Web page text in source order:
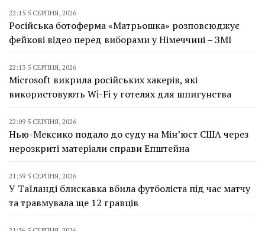
22:15 5 СЕРПНЯ, 2026
Російська ботоферма «Матрьошка» розповсюджує
фейкові відео перед виборами у Німеччині – ЗМІ
22:13 5 СЕРПНЯ, 2026
Microsoft викрила російських хакерів, які
використовують Wi-Fi у готелях для шпигунства
22:09 5 СЕРПНЯ, 2026
Нью-Мексико подало до суду на Мін’юст США через
нерозкриті матеріали справи Епштейна
21:39 5 СЕРПНЯ, 2026
У Таїланді блискавка вбила футболіста під час матчу
та травмувала ще 12 гравців